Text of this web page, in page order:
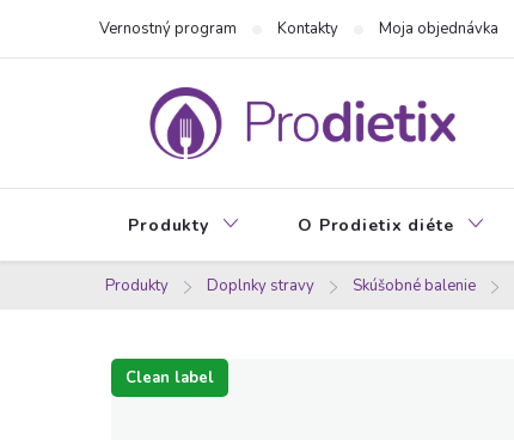
Vernostný program Kontakty Moja objednávka
Produkty O Prodietix diéte
Produkty Doplnky stravy Skúšobné balenie
Clean label